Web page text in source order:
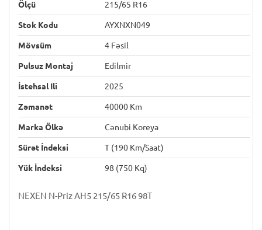
Ölçü 215/65 R16
Stok Kodu AYXNXN049
Mövsüm 4 Fəsil
Pulsuz Montaj Edilmir
İstehsal Ili 2025
Zəmanət 40000 Km
Marka Ölkə Cənubi Koreya
Sürət İndeksi T (190 Km/saat)
Yük İndeksi 98 (750 Kq)
NEXEN N-Priz AH5 215/65 R16 98T